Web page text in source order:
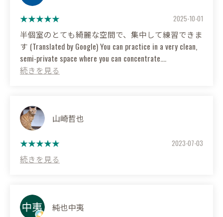
予約もアプリから簡単にできるので、待ち時間ゼロ
でスムーズにプレーを開始できます。
意外な（？）お気に入りは、屋外のパッティンググ
リーンです。人工芝ですが、まるでベント芝のよう
なリアルな質感で練習の質が上がります。川内で集
comfortable environment for practicing!
divided into three directions, so it's spacious. The semi-
private rooms are great because you can concentrate on
relax.
2025-10-01
半個室のとても綺麗な空間で、集中して練習できま
す (Translated by Google) You can practice in a very clean,
semi-private space where you can concentrate.
山崎哲也
2023-07-03
純也中夷